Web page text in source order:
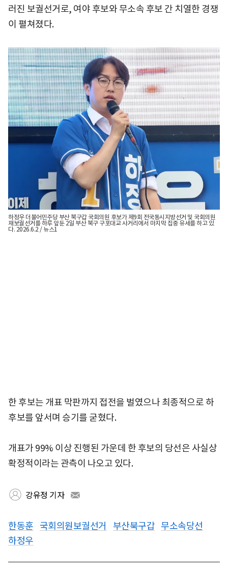
러진 보궐선거로, 여야 후보와 무소속 후보 간 치열한 경쟁
이 펼쳐졌다.
하정우 더불어민주당 부산 북구갑 국회의원 후보가 제9회 전국동시지방선거 및 국회의원
재보궐선거를 하루 앞둔 2일 부산 북구 구포대교 사거리에서 마지막 집중 유세를 하고 있
다. 2026.6.2 / 뉴스1
한 후보는 개표 막판까지 접전을 벌였으나 최종적으로 하
후보를 앞서며 승기를 굳혔다.
개표가 99% 이상 진행된 가운데 한 후보의 당선은 사실상
확정적이라는 관측이 나오고 있다.
강유정 기자
한동훈 국회의원보궐선거 부산북구갑 무소속당선
하정우